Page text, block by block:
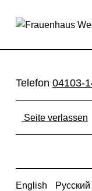
Telefon 04103-
Seite verlassen
English Русский